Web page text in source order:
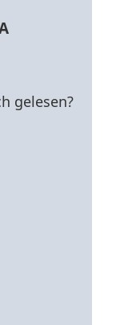
gelesen?